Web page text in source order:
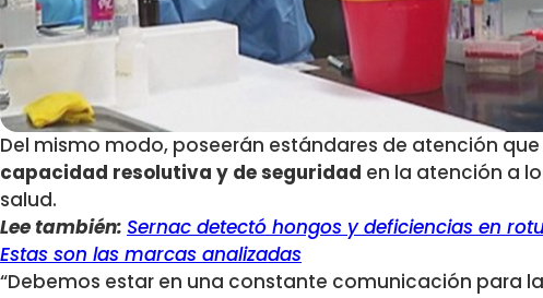
Del mismo modo, poseerán estándares de atención
capacidad resolutiva y de seguridad en la atención a
salud.
Lee también: Sernac detectó hongos y deficiencias en
Estas son las marcas analizadas
“Debemos estar en una constante comunicación para